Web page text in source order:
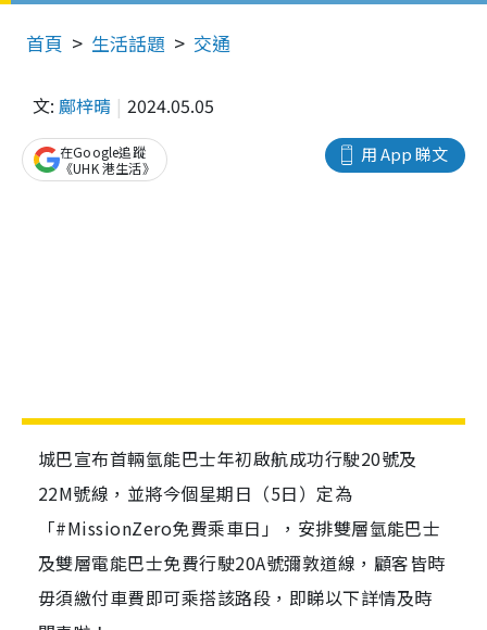
首頁 生活話題 交通
文: 鄺梓晴 2024.05.05
用 App 睇文
在Google追蹤
《UHK 港生活》
城巴宣布首輛氫能巴士年初啟航成功行駛20號及
22M號線，並將今個星期日（5日）定為
「#MissionZero免費乘車日」，安排雙層氫能巴士
及雙層電能巴士免費行駛20A號彌敦道線，顧客皆時
毋須繳付車費即可乘搭該路段，即睇以下詳情及時